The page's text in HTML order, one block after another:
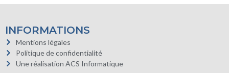
INFORMATIONS
Mentions légales
Politique de confidentialité
Une réalisation ACS Informatique